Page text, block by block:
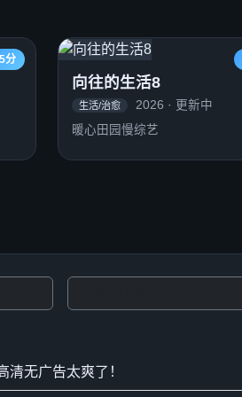
分
向往的生活8
生活/治愈
2026 · 更新中
暖心田园慢综艺
清无广告太爽了！